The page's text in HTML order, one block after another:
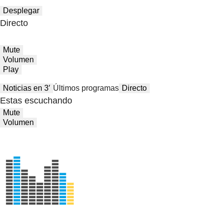
Desplegar
Directo
Mute
Volumen
Play
Noticias en 3′ Últimos programas Directo
Estas escuchando
Mute
Volumen